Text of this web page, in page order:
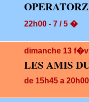
OPERATORZ
22h00 - 7 / 5 �
dimanche 13
LES AMIS
de 15h45 a